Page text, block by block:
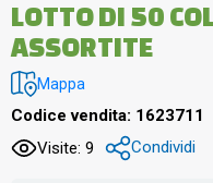
LOTTO DI 50
ASSORTITE
Mappa
Codice vendita: 1623711
Visite: 9
Condividi